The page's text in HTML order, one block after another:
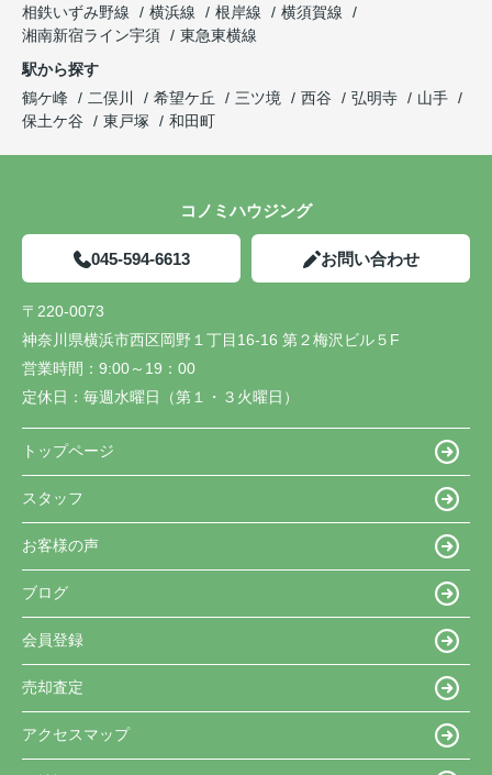
相鉄いずみ野線
横浜線 根岸線
横須賀線
湘南新宿ライン宇須
東急東横線
駅から探す
鶴ケ峰
二俣川 希望ケ丘 三ツ境 西谷 弘明寺
山手
保土ケ谷
東戸塚 和田町
コノミハウジング
045-594-6613 お問い合わせ
〒220-0073
神奈川県横浜市西区岡野１丁目16-16 第２梅沢ビル５F
営業時間： 9:00～19：00
定休日： 毎週水曜日（第１・３火曜日）
トップページ
スタッフ
お客様の声
ブログ
会員登録
売却査定
アクセスマップ